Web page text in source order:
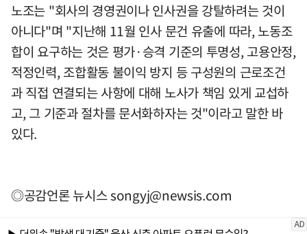
노조는 "회사의 경영권이나 인사권을 강탈하려는 것이
아니다"며 "지난해 11월 인사 문건 유출에 따라, 노동조
합이 요구하는 것은 평가·승격 기준의 투명성, 고용안정,
적정인력, 조합활동 불이익 방지 등 구성원의 근로조건
과 직접 연결되는 사항에 대해 노사가 책임 있게 교섭하
고, 그 기준과 절차를 문서화하자는 것"이라고 말한 바
있다.
◎공감언론 뉴시스songyj@newsis.com